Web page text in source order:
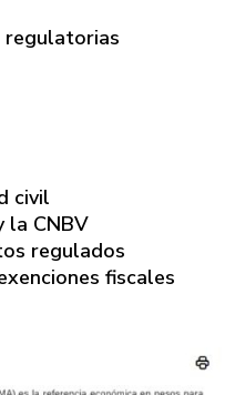
regulatorias
civil
la CNBV
regulados
fiscales